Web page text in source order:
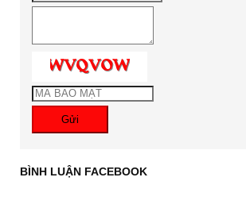
Gửi
BÌNH LUẬN FACEBOOK